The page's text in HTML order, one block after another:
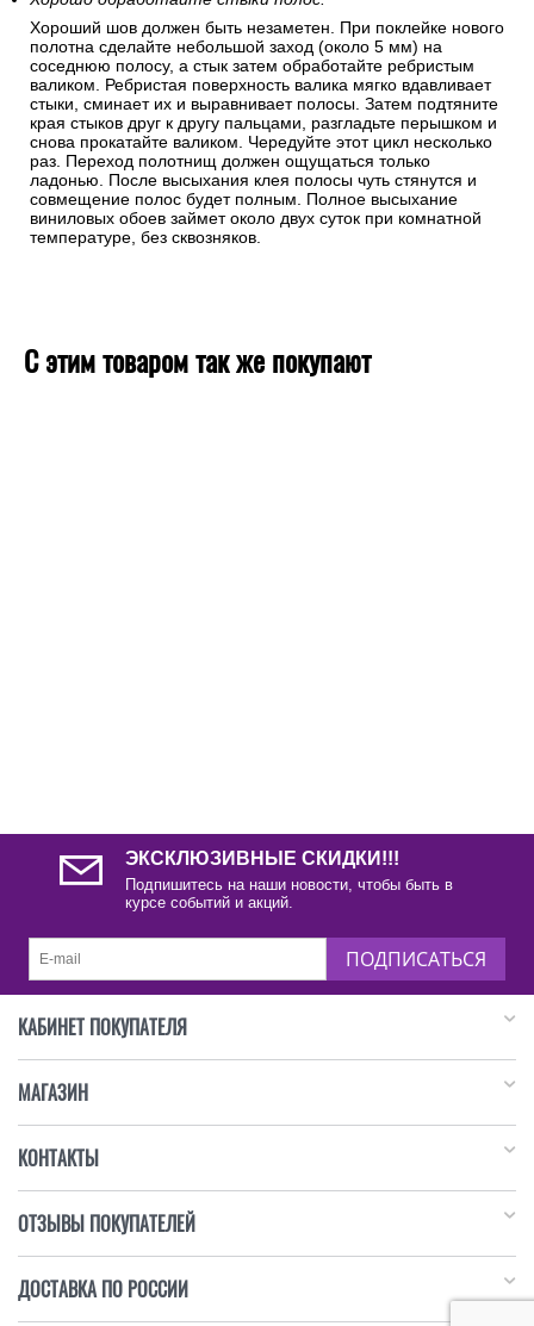
Хороший шов должен быть незаметен. При поклейке нового
полотна сделайте небольшой заход (около 5 мм) на
соседнюю полосу, а стык затем обработайте ребристым
валиком. Ребристая поверхность валика мягко вдавливает
стыки, сминает их и выравнивает полосы. Затем подтяните
края стыков друг к другу пальцами, разгладьте перышком и
снова прокатайте валиком. Чередуйте этот цикл несколько
раз. Переход полотнищ должен ощущаться только
ладонью. После высыхания клея полосы чуть стянутся и
совмещение полос будет полным. Полное высыхание
виниловых обоев займет около двух суток при комнатной
температуре, без сквозняков.
С этим товаром так же покупают
ЭКСКЛЮЗИВНЫЕ СКИДКИ!!!
Подпишитесь на наши новости, чтобы быть в
курсе событий и акций.
ПОДПИСАТЬСЯ
КАБИНЕТ ПОКУПАТЕЛЯ
МАГАЗИН
КОНТАКТЫ
ОТЗЫВЫ ПОКУПАТЕЛЕЙ
ДОСТАВКА ПО РОССИИ